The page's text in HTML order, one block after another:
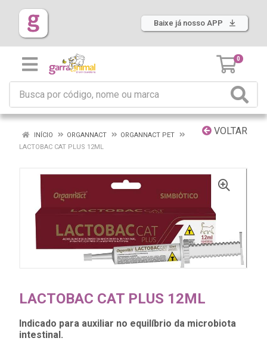
Baixe já nosso APP
0
VOLTAR
INÍCIO ORGANNACT
ORGANNACT PET
LACTOBAC CAT PLUS 12ML
LACTOBAC CAT PLUS 12ML
Indicado para auxiliar no equilíbrio da microbiota
intestinal.